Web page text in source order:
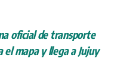
oficial de transporte
el mapa y llega a Jujuy